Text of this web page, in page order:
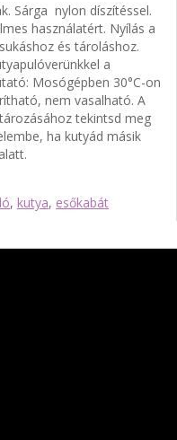
Sárga nylon díszítéssel.
használatért. Nyílás a
és tároláshoz.
a
Mosógépben 30°C-on
nem vasalható. A
tekintsd meg
ha kutyád másik
, kutya, esőkabát